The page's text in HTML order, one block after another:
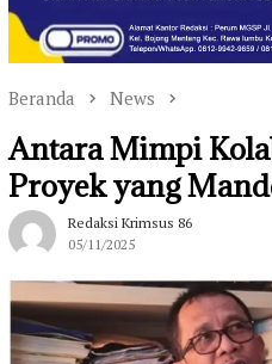
Beranda News
Antara Mimpi
Proyek yang
Redaksi Krimsus 86
05/11/2025